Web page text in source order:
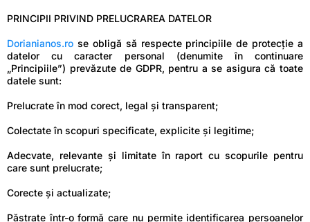
PRINCIPII PRIVIND PRELUCRAREA DATELOR
Dorianianos.ro se obligă să respecte principiile de protecție a
datelor cu caracter personal (denumite în continuare
„Principiile”) prevăzute de GDPR, pentru a se asigura că toate
datele sunt:
Prelucrate în mod corect, legal și transparent;
Colectate în scopuri specificate, explicite și legitime;
Adecvate, relevante și limitate în raport cu scopurile pentru
care sunt prelucrate;
Corecte și actualizate;
Păstrate într-o formă care nu permite identificarea persoanelor